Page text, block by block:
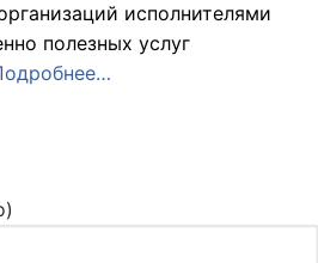
исполнителями
полезных услуг